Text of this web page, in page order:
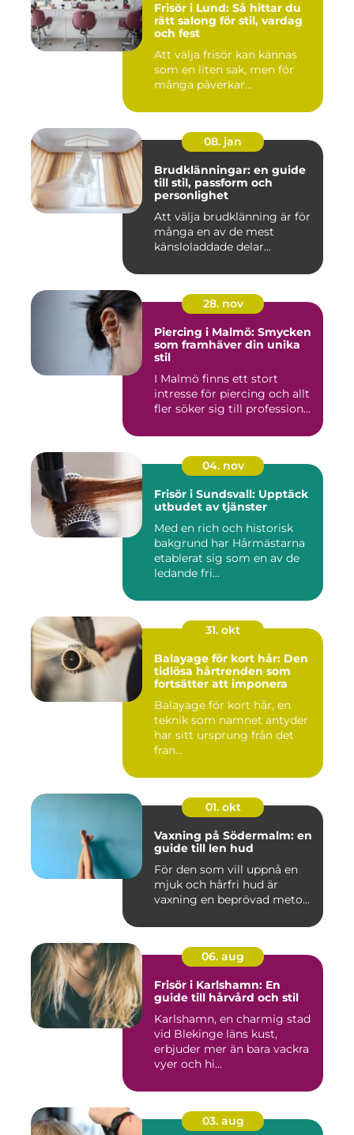
Frisör i Lund: Så hittar du
rätt salong för stil, vardag
och fest
Att välja frisör kan kännas
som en liten sak, men för
många påverkar...
08. jan
Brudklänningar: en guide
till stil, passform och
personlighet
Att välja brudklänning är för
många en av de mest
känsloladdade delar...
28. nov
Piercing i Malmö: Smycken
som framhäver din unika
stil
I Malmö finns ett stort
intresse för piercing och allt
fler söker sig till profession...
04. nov
Frisör i Sundsvall: Upptäck
utbudet av tjänster
Med en rich och historisk
bakgrund har Hårmästarna
etablerat sig som en av de
ledande fri...
31. okt
Balayage för kort hår: Den
tidlösa hårtrenden som
fortsätter att imponera
Balayage för kort hår, en
teknik som namnet antyder
har sitt ursprung från det
fran...
01. okt
Vaxning på Södermalm: en
guide till len hud
För den som vill uppnå en
mjuk och hårfri hud är
vaxning en beprövad meto...
06. aug
Frisör i Karlshamn: En
guide till hårvård och stil
Karlshamn, en charmig stad
vid Blekinge läns kust,
erbjuder mer än bara vackra
vyer och hi...
03. aug